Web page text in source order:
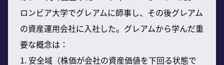
ロンビア大学でグレアムに師事し、その後グレアム
の資産運用会社に入社した。グレアムから学んだ重
要な概念は：
1. 安全域（株価が会社の資産価値を下回る状態で